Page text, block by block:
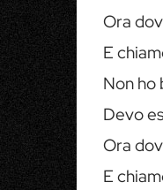
Ora
E
Non ho
Devo
Ora
E